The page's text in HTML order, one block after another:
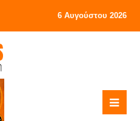
6 Αυγούστου 2026